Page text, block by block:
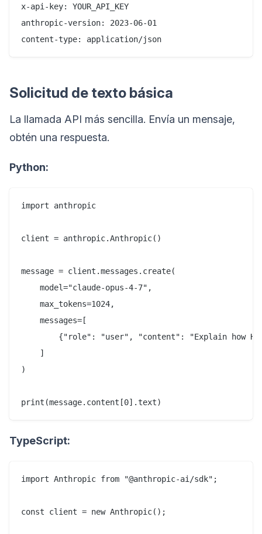
x-api-key: YOUR_API_KEY
anthropic-version: 2023-06-01
Solicitud de texto básica
La llamada API más sencilla. Envía un mensaje,
obtén una respuesta.
Python:
import anthropic
client = anthropic.Anthropic()
message = client.messages.create(
    model="claude-opus-4-7",
    max_tokens=1024,
    messages=[
{"role": "user", "content": "Explain how
    ]
)
TypeScript:
import Anthropic from "@anthropic-ai/sdk";
const client = new Anthropic();